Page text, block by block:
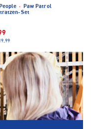
·
Paw Patrol
Set